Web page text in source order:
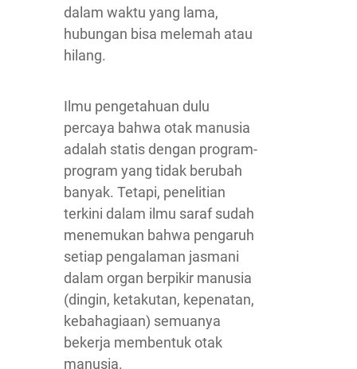
dalam waktu yang lama,
hubungan bisa melemah atau
hilang.
Ilmu pengetahuan dulu
percaya bahwa otak manusia
adalah statis dengan program-
program yang tidak berubah
banyak. Tetapi, penelitian
terkini dalam ilmu saraf sudah
menemukan bahwa pengaruh
setiap pengalaman jasmani
dalam organ berpikir manusia
(dingin, ketakutan, kepenatan,
kebahagiaan) semuanya
bekerja membentuk otak
manusia.